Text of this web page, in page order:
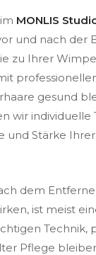
MONLIS
und nach der
zu Ihrer
gesund
wir individuelle
und Stärke
dem
ist meist
Technik,
Pflege